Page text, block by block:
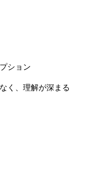
ション
く、理解が深まる